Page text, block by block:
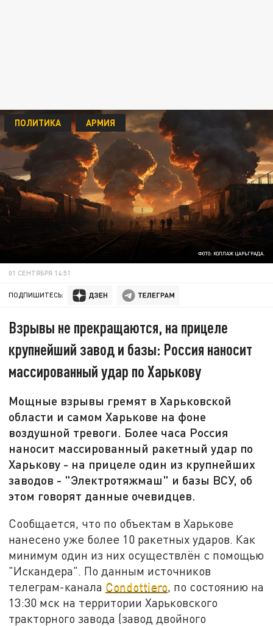
ФОТО: КОЛЛАЖ ЦАРЬГРАДА.
ПОЛИТИКА АРМИЯ
01 СЕНТЯБРЯ 14:51
ПОДПИШИТЕСЬ:
Взрывы не прекращаются, на прицеле
крупнейший завод и базы: Россия наносит
массированный удар по Харькову
Мощные взрывы гремят в Харьковской
области и самом Харькове на фоне
воздушной тревоги. Более часа Россия
наносит массированный ракетный удар по
Харькову - на прицеле один из крупнейших
заводов - "Электротяжмаш" и базы ВСУ, об
этом говорят данные очевидцев.
Сообщается, что по объектам в Харькове
нанесено уже более 10 ракетных ударов. Как
минимум один из них осуществлён с помощью
"Искандера". По данным источников
телеграм-канала Condottiero, по состоянию на
13:30 мск на территории Харьковского
тракторного завода (завод двойного